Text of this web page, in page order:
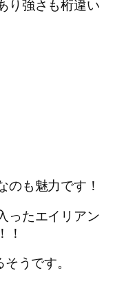
り強さも桁違い
のも魅力です！
ったエイリアン
！
うです。